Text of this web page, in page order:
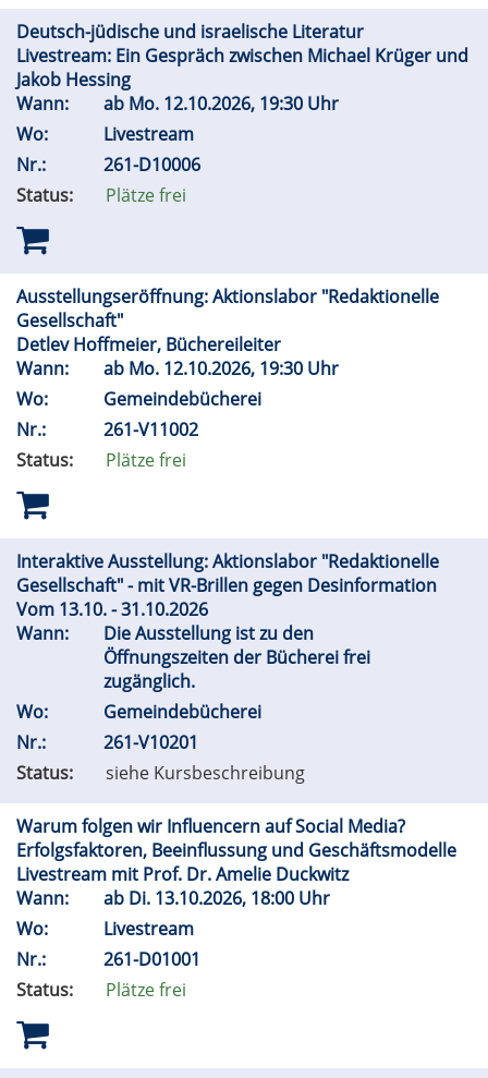
Deutsch-jüdische und israelische Literatur
Livestream: Ein Gespräch zwischen Michael Krüger und
Jakob Hessing
Wann:
ab Mo. 12.10.2026, 19:30 Uhr
Wo:
Livestream
Nr.:
261-D10006
Status:
Plätze frei
Ausstellungseröffnung: Aktionslabor "Redaktionelle
Gesellschaft"
Detlev Hoffmeier, Büchereileiter
Wann:
ab Mo. 12.10.2026, 19:30 Uhr
Wo:
Gemeindebücherei
Nr.:
261-V11002
Status:
Plätze frei
Interaktive Ausstellung: Aktionslabor "Redaktionelle
Gesellschaft" - mit VR-Brillen gegen Desinformation
Vom 13.10. - 31.10.2026
Wann:
Die Ausstellung ist zu den
Öffnungszeiten der Bücherei frei
zugänglich.
Wo:
Gemeindebücherei
Nr.:
261-V10201
Status:
siehe Kursbeschreibung
Warum folgen wir Influencern auf Social Media?
Erfolgsfaktoren, Beeinflussung und Geschäftsmodelle
Livestream mit Prof. Dr. Amelie Duckwitz
Wann:
ab Di. 13.10.2026, 18:00 Uhr
Wo:
Livestream
Nr.:
261-D01001
Status:
Plätze frei